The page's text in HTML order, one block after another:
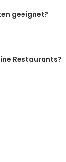
geeignet?
Restaurants?